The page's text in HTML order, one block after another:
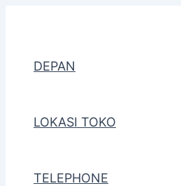
DEPAN
LOKASI TOKO
TELEPHONE